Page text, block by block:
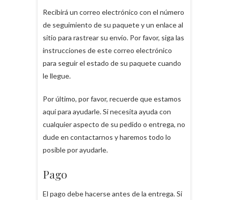
Recibirá un correo electrónico con el número
de seguimiento de su paquete y un enlace al
sitio para rastrear su envío. Por favor, siga las
instrucciones de este correo electrónico
para seguir el estado de su paquete cuando
le llegue.
Por último, por favor, recuerde que estamos
aquí para ayudarle. Si necesita ayuda con
cualquier aspecto de su pedido o entrega, no
dude en contactarnos y haremos todo lo
posible por ayudarle.
Pago
El pago debe hacerse antes de la entrega. Si